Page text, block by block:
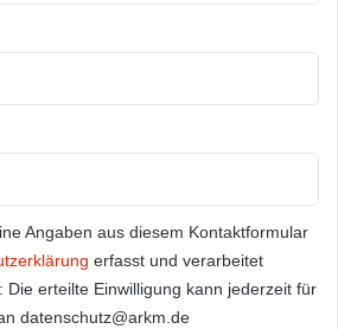
Angaben aus diesem Kontaktformular
erfasst und verarbeitet
Die erteilte Einwilligung kann jederzeit für
datenschutz@arkm.de